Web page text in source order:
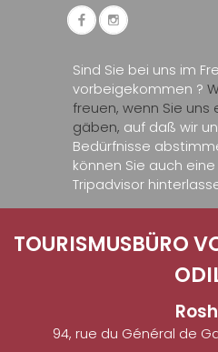
Sind Sie bei uns im
vorbeigekommen ?
freuen, wenn Sie uns
gäben, auf daß wir
Bedürfnisse
können Sie auch
Tripadvisor
TOURISMUSBÜRO
94, rue du Général de